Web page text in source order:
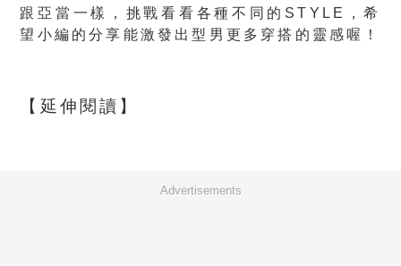
跟亞當一樣，挑戰看看各種不同的STYLE，希
望小編的分享能激發出型男更多穿搭的靈感喔！
【延伸閱讀】
Advertisements